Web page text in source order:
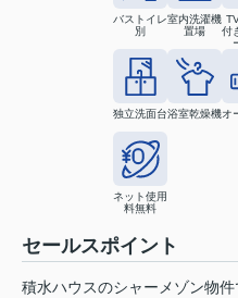
バストイレ
別
室内洗濯機
置場
付
独立洗面台浴室乾燥機オ
ネット使用
料無料
セールスポイント
積⽔ハウスのシャーメゾン物